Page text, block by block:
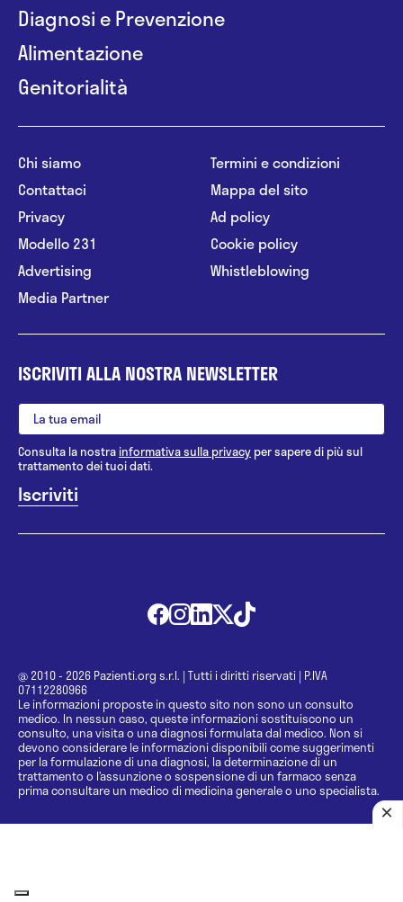
Diagnosi e Prevenzione
Alimentazione
Genitorialità
Chi siamo
Contattaci
Privacy
Modello 231
Advertising
Media Partner
Termini e condizioni
Mappa del sito
Ad policy
Cookie policy
Whistleblowing
ISCRIVITI ALLA NOSTRA NEWSLETTER
Consulta la nostrainformativa sulla privacy per sapere di più sul
trattamento dei tuoi dati.
@ 2010 - 2026 Pazienti.org s.r.l. | Tutti i diritti riservati | P.IVA
07112280966
Le informazioni proposte in questo sito non sono un consulto
medico. In nessun caso, queste informazioni sostituiscono un
consulto, una visita o una diagnosi formulata dal medico. Non si
devono considerare le informazioni disponibili come suggerimenti
per la formulazione di una diagnosi, la determinazione di un
trattamento o l’assunzione o sospensione di un farmaco senza
prima consultare un medico di medicina generale o uno specialista.